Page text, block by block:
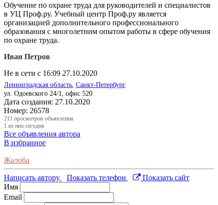
Обучение по охране труда для руководителей и специалистов
в УЦ Проф.ру. Учебный центр Проф.ру является
организацией дополнительного профессионального
образования с многолетним опытом работы в сфере обучения
по охране труда.
Иван Петров
Не в сети с 16:09 27.10.2020
Ленинградская область Санкт-Петербург
ул. Одоевского 24/1, офис 520
Дата создания: 27.10.2020
Номер: 26578
211 просмотров объявления
1 из них сегодня
Все объявления автора
В избранное
Жалоба
Написать автору Показать телефон
Показать сайт
Имя
Email